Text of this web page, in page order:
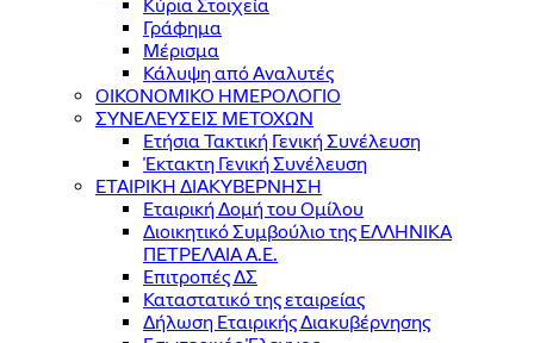
Κύρια Στοιχεία
Γράφημα
Μέρισμα
Κάλυψη από Αναλυτές
ΟΙΚΟΝΟΜΙΚΟ ΗΜΕΡΟΛΟΓΙΟ
ΣΥΝΕΛΕΥΣΕΙΣ ΜΕΤΟΧΩΝ
Ετήσια Τακτική Γενική Συνέλευση
Έκτακτη Γενική Συνέλευση
ΕΤΑΙΡΙΚΗ ΔΙΑΚΥΒΕΡΝΗΣΗ
Εταιρική Δομή του Ομίλου
Διοικητικό Συμβούλιο της ΕΛΛΗΝΙΚΑ
ΠΕΤΡΕΛΑΙΑ Α.Ε.
Επιτροπές ΔΣ
Καταστατικό της εταιρείας
Δήλωση Εταιρικής Διακυβέρνησης